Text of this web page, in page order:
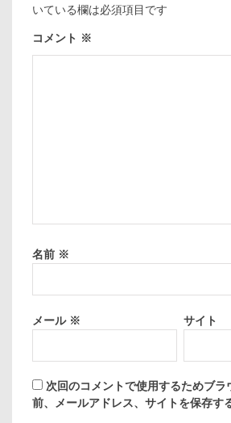
いている欄は必須項目です
コメント ※
名前 ※
メール ※ サイト
次回のコメントで使用するためブラ
前、メールアドレス、サイトを保存する